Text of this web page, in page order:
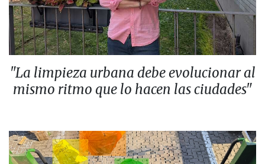
"La limpieza urbana debe evolucionar al
mismo ritmo que lo hacen las ciudades"